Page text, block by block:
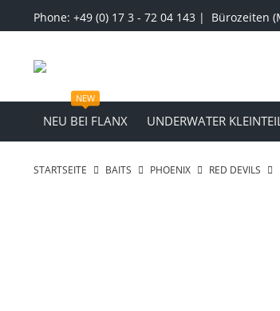
Phone: +49 (0) 17 3 - 72 04 143 | Bürozeiten
NEU BEI FLANX
NEW
UNDERWATER
STARTSEITE BAITS PHOENIX RED DEVILS